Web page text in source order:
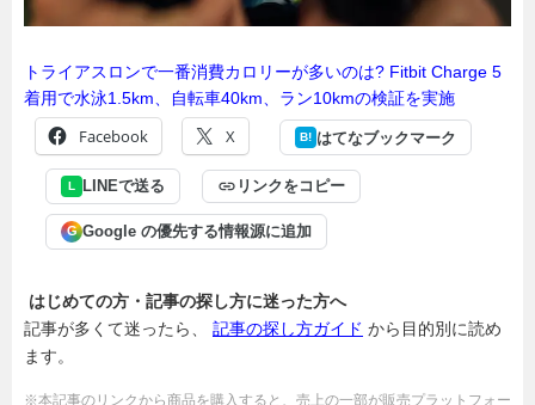
トライアスロンで一番消費カロリーが多いのは? Fitbit Charge 5
着用で水泳1.5km、自転車40km、ラン10kmの検証を実施
Facebook X B! はてなブックマーク
L LINEで送る リンクをコピー
G Google の優先する情報源に追加
はじめての方・記事の探し方に迷った方へ
記事が多くて迷ったら、 記事の探し方ガイド から目的別に読め
ます。
※本記事のリンクから商品を購入すると、売上の一部が販売プラットフォー